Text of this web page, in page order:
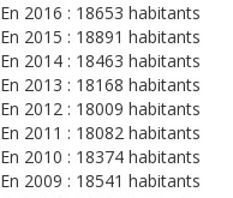
En 2016 : 18653 habitants
En 2015 : 18891 habitants
En 2014 : 18463 habitants
En 2013 : 18168 habitants
En 2012 : 18009 habitants
En 2011 : 18082 habitants
En 2010 : 18374 habitants
En 2009 : 18541 habitants